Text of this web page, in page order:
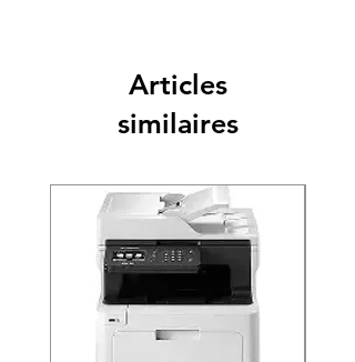
Articles
similaires